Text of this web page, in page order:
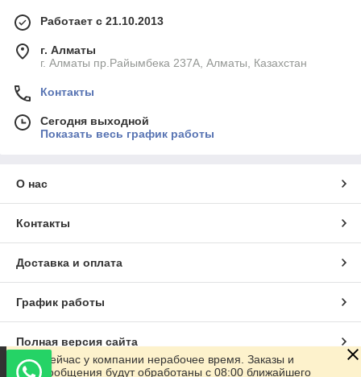
Работает с 21.10.2013
г. Алматы
г. Алматы пр.Райымбека 237А, Алматы, Казахстан
Контакты
Сегодня выходной
Показать весь график работы
О нас
Контакты
Доставка и оплата
График работы
Полная версия сайта
Сейчас у компании нерабочее время. Заказы и
сообщения будут обработаны с 08:00 ближайшего